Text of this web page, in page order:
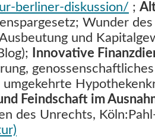
berliner-diskussion/ ;
Wunder
und
Innovative
Feindschaft im
des Unrechts,